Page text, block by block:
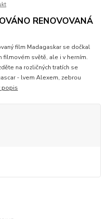
RENOVOVANÁ
film Madagaskar se dočkal
filmovém světě, ale i v herním.
na rozličných tratích se
- lvem Alexem, zebrou
popis